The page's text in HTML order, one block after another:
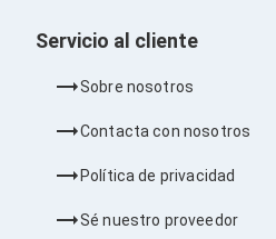
Accesorios de Audio
Micrófonos
Estuches y Cajas
Bases para Audífonos
Accesorios para Micrófonos
Audífonos Intrauriculares
Bocinas
Bocinas y Bafles
Bocinas Portátiles
Bocinas para Computadora
Servicio al cliente
Sobre nosotros
Contacta con nosotros
Política de privacidad
Sé nuestro proveedor